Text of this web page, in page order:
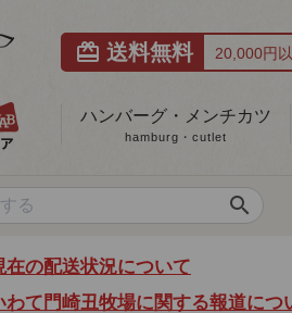
card_giftcard 送料無料 20,000円
ハンバーグ・メンチカツ
hamburg・cutlet
search
在の配送状況について
わて門崎丑牧場に関する報道につ